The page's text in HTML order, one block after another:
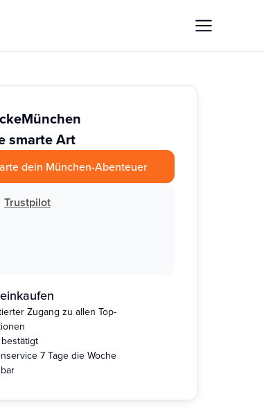
München
smarte Art
dein München-Abenteuer
Trustpilot
Zugang zu allen Top-
7 Tage die Woche